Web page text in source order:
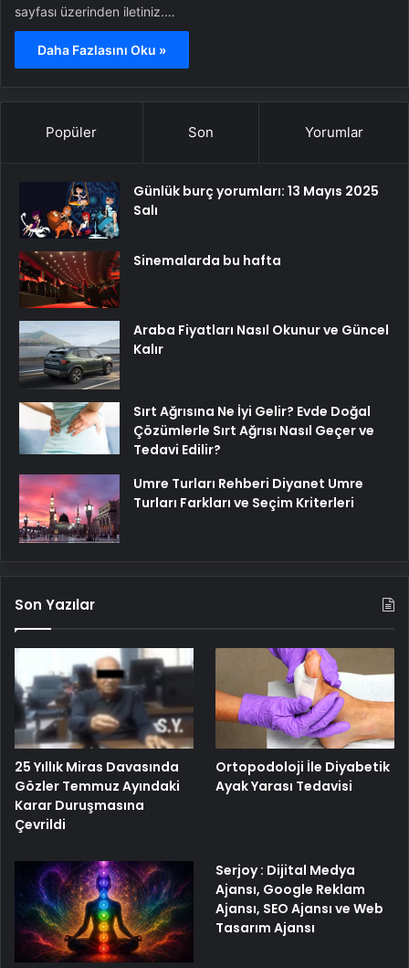
sayfası üzerinden iletiniz.…
Daha Fazlasını Oku »
Popüler Son Yorumlar
Günlük burç yorumları: 13 Mayıs 2025
Salı
Sinemalarda bu hafta
Araba Fiyatları Nasıl Okunur ve Güncel
Kalır
Sırt Ağrısına Ne İyi Gelir? Evde Doğal
Çözümlerle Sırt Ağrısı Nasıl Geçer ve
Tedavi Edilir?
Umre Turları Rehberi Diyanet Umre
Turları Farkları ve Seçim Kriterleri
Son Yazılar
25 Yıllık Miras Davasında
Gözler Temmuz Ayındaki
Karar Duruşmasına
Çevrildi
Ortopodoloji İle Diyabetik
Ayak Yarası Tedavisi
Serjoy : Dijital Medya
Ajansı, Google Reklam
Ajansı, SEO Ajansı ve Web
Tasarım Ajansı